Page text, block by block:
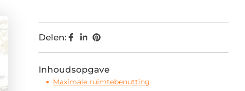
Delen:
Inhoudsopgave
Maximale ruimtebenutting